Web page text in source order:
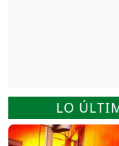
LO